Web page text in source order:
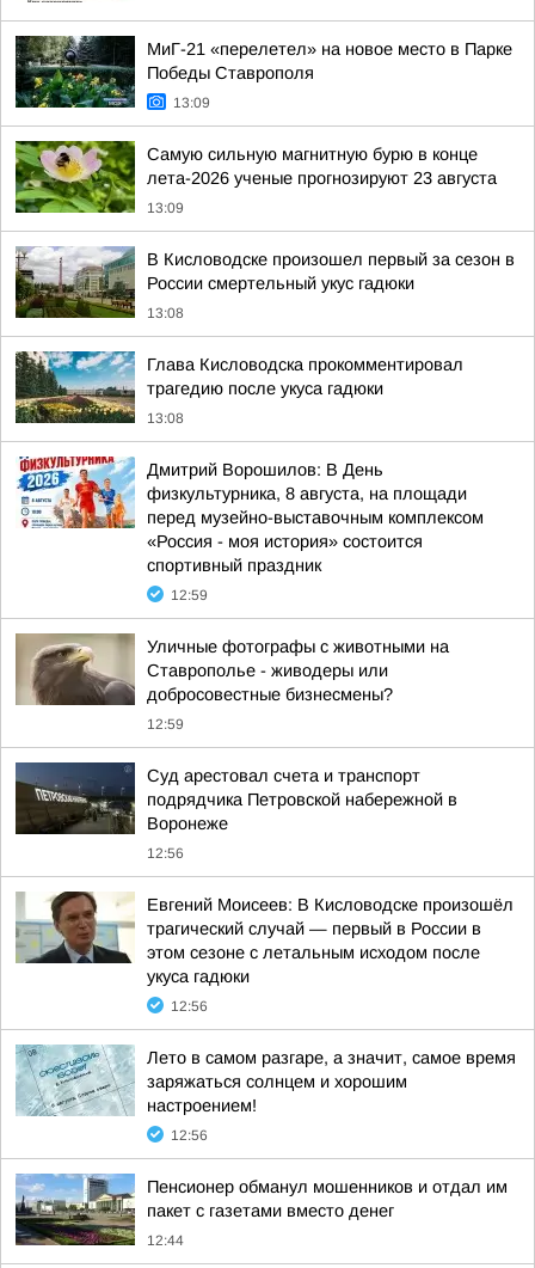
МиГ-21 «перелетел» на новое место в Парке
Победы Ставрополя
13:09
Самую сильную магнитную бурю в конце
лета-2026 ученые прогнозируют 23 августа
13:09
В Кисловодске произошел первый за сезон в
России смертельный укус гадюки
13:08
Глава Кисловодска прокомментировал
трагедию после укуса гадюки
13:08
Дмитрий Ворошилов: В День
физкультурника, 8 августа, на площади
перед музейно-выставочным комплексом
«Россия - моя история» состоится
спортивный праздник
12:59
Уличные фотографы с животными на
Ставрополье - живодеры или
добросовестные бизнесмены?
12:59
Суд арестовал счета и транспорт
подрядчика Петровской набережной в
Воронеже
12:56
Евгений Моисеев: В Кисловодске произошёл
трагический случай — первый в России в
этом сезоне с летальным исходом после
укуса гадюки
12:56
Лето в самом разгаре, а значит, самое время
заряжаться солнцем и хорошим
настроением!
12:56
Пенсионер обманул мошенников и отдал им
пакет с газетами вместо денег
12:44